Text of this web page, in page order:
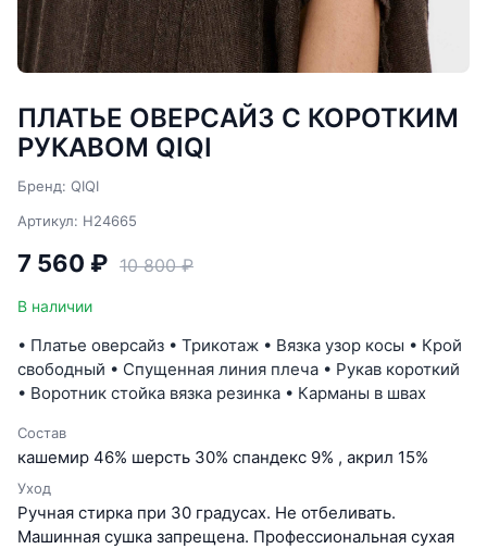
ПЛАТЬЕ ОВЕРСАЙЗ С КОРОТКИМ
РУКАВОМ QIQI
Бренд: QIQI
Артикул: H24665
7 560 ₽ 10 800 ₽
В наличии
• Платье оверсайз • Трикотаж • Вязка узор косы • Крой
свободный • Спущенная линия плеча • Рукав короткий
• Воротник стойка вязка резинка • Карманы в швах
Состав
кашемир 46% шерсть 30% спандекс 9% , акрил 15%
Уход
Ручная стирка при 30 градусах. Не отбеливать.
Машинная сушка запрещена. Профессиональная сухая